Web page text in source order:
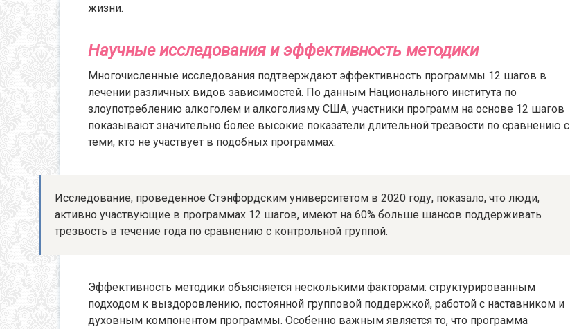
жизни.
Научные исследования и эффективность методики
Многочисленные исследования подтверждают эффективность программы 12 шагов в
лечении различных видов зависимостей. По данным Национального института по
злоупотреблению алкоголем и алкоголизму США, участники программ на основе 12 шагов
показывают значительно более высокие показатели длительной трезвости по сравнению с
теми, кто не участвует в подобных программах.
Исследование, проведенное Стэнфордским университетом в 2020 году, показало, что люди,
активно участвующие в программах 12 шагов, имеют на 60% больше шансов поддерживать
трезвость в течение года по сравнению с контрольной группой.
Эффективность методики объясняется несколькими факторами: структурированным
подходом к выздоровлению, постоянной групповой поддержкой, работой с наставником и
духовным компонентом программы. Особенно важным является то, что программа